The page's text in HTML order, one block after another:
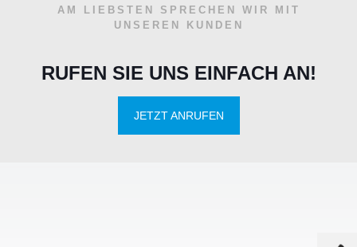
AM LIEBSTEN SPRECHEN WIR MIT
UNSEREN KUNDEN
RUFEN SIE UNS EINFACH AN!
JETZT ANRUFEN